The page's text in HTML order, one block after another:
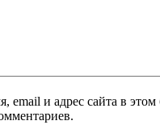
email и адрес сайта в этом